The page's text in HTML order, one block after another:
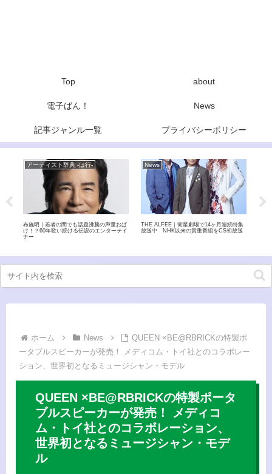
Top about
電子ばん！ News
記事ジャンル一覧 プライバシーポリシー
アーティスト辞典 -は行-
布施明｜若者の間でも話題沸騰の声量おば
け！？60年歌い続ける伝説のエンターテイ
ナー
News
THE ALFEE｜衛星劇場で14ヶ月連続特集
放送中 NHK以来の貴重番組をCS初放送
ホーム News
QUEEN ×BE@RBRICKの特製ポ
ータブルスピーカーが発売！ メディコム・トイ社とのコラボレー
ション、世界初となるミュージシャン・モデル
QUEEN ×BE@RBRICKの特製ポータ
ブルスピーカーが発売！ メディコ
ム・トイ社とのコラボレーション、
世界初となるミュージシャン・モデ
ル